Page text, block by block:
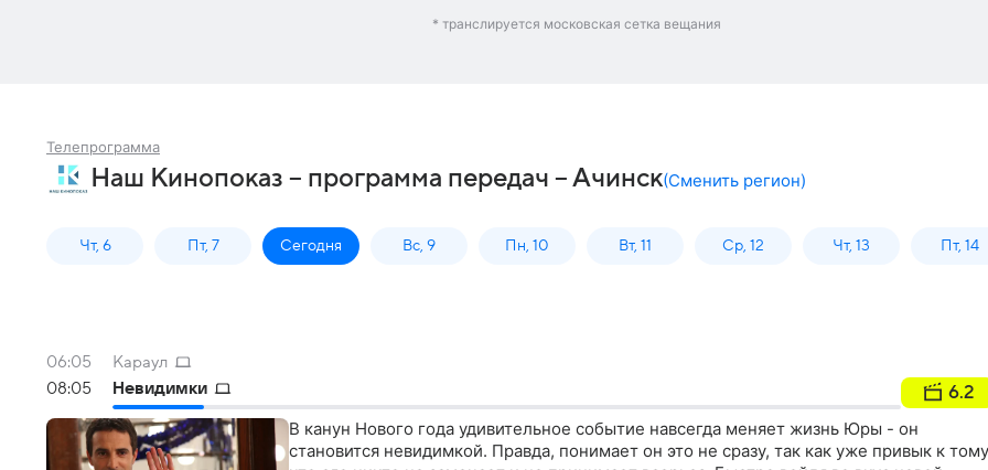
* транслируется московская сетка вещания
Телепрограмма
Наш Кинопоказ – программа передач – Ачинск(Сменить регион)
Чт, 6 Пт, 7 Сегодня Вс, 9 Пн, 10 Вт, 11 Ср, 12 Чт, 13 Пт, 14
06:05
Караул
08:05
Невидимки 6.2
В канун Нового года удивительное событие навсегда меняет жизнь Юры - он
становится невидимкой. Правда, понимает он это не сразу, так как уже привык к